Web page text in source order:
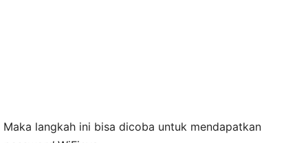
Maka langkah ini bisa dicoba untuk mendapatkan